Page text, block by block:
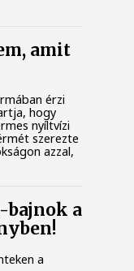
amit
érzi
hogy
nyíltvízi
szerezte
azzal,
bajnok a
a